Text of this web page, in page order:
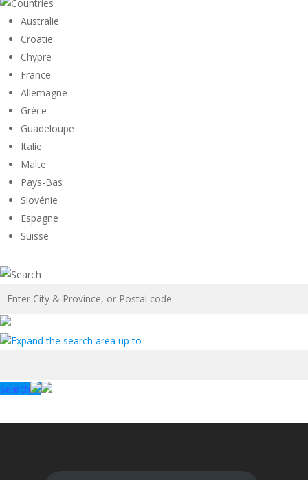
Australie
Croatie
Chypre
France
Allemagne
Grèce
Guadeloupe
Italie
Malte
Pays-Bas
Slovénie
Espagne
Suisse
Expand the search area up to
Search